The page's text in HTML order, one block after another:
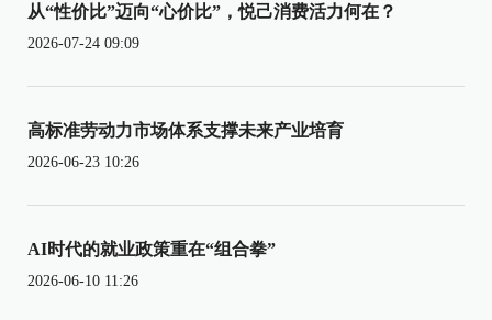
从“性价比”迈向“心价比”，悦己消费活力何在？
2026-07-24 09:09
高标准劳动力市场体系支撑未来产业培育
2026-06-23 10:26
AI时代的就业政策重在“组合拳”
2026-06-10 11:26